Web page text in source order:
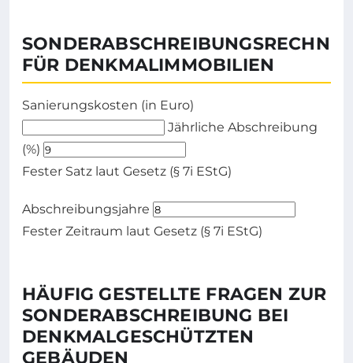
FÜR DENKMALIMMOBILIEN
Sanierungskosten (in Euro)
Geben Sie die Sanierungskosten in Euro ein.
Jährliche Abschreibung
(%)
Fester Satz laut Gesetz (§ 7i EStG)
Abschreibungsjahre
Fester Zeitraum laut Gesetz (§ 7i EStG)
HÄUFIG GESTELLTE FRAGEN ZUR
SONDERABSCHREIBUNG BEI
DENKMALGESCHÜTZTEN
GEBÄUDEN